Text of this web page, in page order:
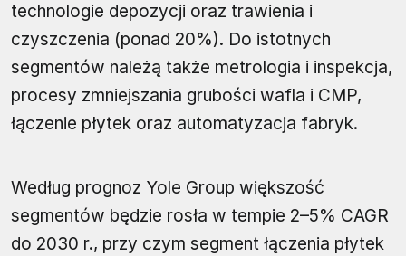
technologie depozycji oraz trawienia i
czyszczenia (ponad 20%). Do istotnych
segmentów należą także metrologia i inspekcja,
procesy zmniejszania grubości wafla i CMP,
łączenie płytek oraz automatyzacja fabryk.
Według prognoz Yole Group większość
segmentów będzie rosła w tempie 2–5% CAGR
do 2030 r., przy czym segment łączenia płytek